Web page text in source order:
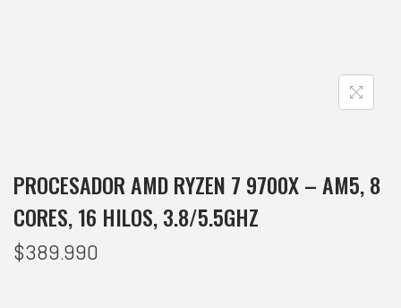
PROCESADOR AMD RYZEN 7 9700X – AM5, 8
CORES, 16 HILOS, 3.8/5.5GHZ
$389.990